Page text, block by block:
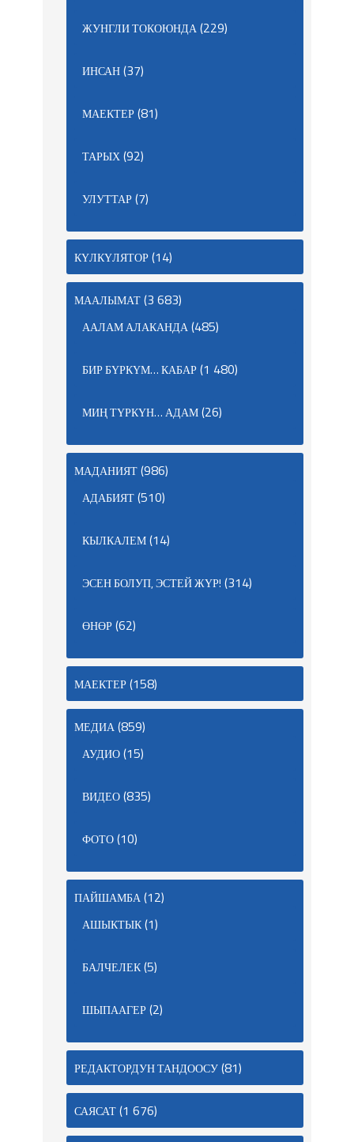
ЖУНГЛИ ТОКОЮНДА(229)
ИНСАН(37)
МАЕКТЕР(81)
ТАРЫХ(92)
УЛУТТАР(7)
КҮЛКҮЛЯТОР(14)
МААЛЫМАТ(3 683)
ААЛАМ АЛАКАНДА(485)
БИР БҮРКҮМ… КАБАР(1 480)
МИҢ ТҮРКҮН… АДАМ(26)
МАДАНИЯТ(986)
АДАБИЯТ(510)
КЫЛКАЛЕМ(14)
ЭСЕН БОЛУП, ЭСТЕЙ ЖҮР! (314)
ӨНӨР(62)
МАЕКТЕР(158)
МЕДИА(859)
АУДИО(15)
ВИДЕО(835)
ФОТО(10)
ПАЙШАМБА(12)
АШЫКТЫК(1)
БАЛЧЕЛЕК(5)
ШЫПААГЕР(2)
РЕДАКТОРДУН ТАНДООСУ(81)
САЯСАТ(1 676)